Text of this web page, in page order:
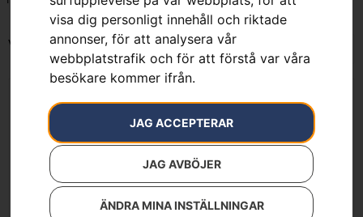
visa dig personligt innehåll och riktade
annonser, för att analysera vår
webbplatstrafik och för att förstå var våra
besökare kommer ifrån.
JAG ACCEPTERAR
JAG AVBÖJER
ÄNDRA MINA INSTÄLLNINGAR
Visar alla 4 resultat
Husqvarna 525BX
Husqvarna 522HDR60X